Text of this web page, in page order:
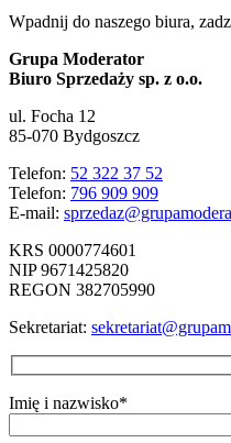
Wpadnij do naszego biura,
Grupa Moderator
Biuro Sprzedaży sp. z o.o.
ul. Focha 12
85-070 Bydgoszcz
Telefon: 52 322 37 52
Telefon: 796 909 909
E-mail:
KRS 0000774601
NIP 9671425820
REGON 382705990
Sekretariat:
Imię i nazwisko*